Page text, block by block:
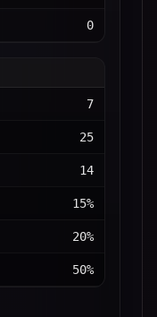
0
7
25
14
15%
20%
50%